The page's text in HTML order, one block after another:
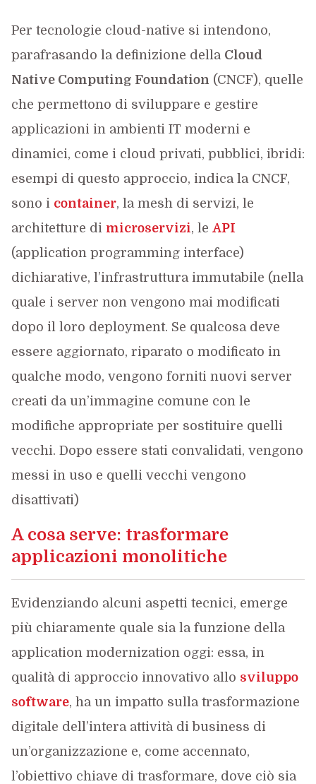
Per tecnologie cloud-native si intendono,
parafrasando la definizione della Cloud
Native Computing Foundation (CNCF), quelle
che permettono di sviluppare e gestire
applicazioni in ambienti IT moderni e
dinamici, come i cloud privati, pubblici, ibridi:
esempi di questo approccio, indica la CNCF,
sono i container, la mesh di servizi, le
architetture di microservizi, le API
(application programming interface)
dichiarative, l’infrastruttura immutabile (nella
quale i server non vengono mai modificati
dopo il loro deployment. Se qualcosa deve
essere aggiornato, riparato o modificato in
qualche modo, vengono forniti nuovi server
creati da un’immagine comune con le
modifiche appropriate per sostituire quelli
vecchi. Dopo essere stati convalidati, vengono
messi in uso e quelli vecchi vengono
disattivati)
A cosa serve: trasformare
applicazioni monolitiche
Evidenziando alcuni aspetti tecnici, emerge
più chiaramente quale sia la funzione della
application modernization oggi: essa, in
qualità di approccio innovativo allo sviluppo
software, ha un impatto sulla trasformazione
digitale dell’intera attività di business di
un’organizzazione e, come accennato,
l’obiettivo chiave di trasformare, dove ciò sia